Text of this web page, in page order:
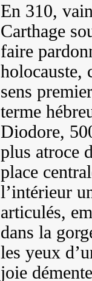
En 310,
Carthage
faire
holocauste,
sens
terme
Diodore,
plus atroce
place
l’intérieur
articulés,
dans la
les yeux
joie